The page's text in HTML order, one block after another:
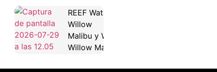
REEF Water
Willow
Malibu y Water
Willow Maya